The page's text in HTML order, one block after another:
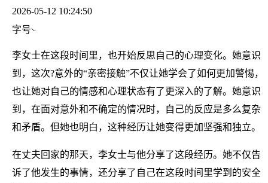
2026-05-12 10:24:50
字号
李女士在这段时间里，也开始反思自己的心理变化。她意识
到，这次?意外的“亲密接触”不仅让她学会了如何更加警惕，
也让她对自己的情感和心理状态有了更深入的了解。她意识
到，在面对意外和不确定的情况时，自己的反应是多么复杂
和矛盾。但她也明白，这种经历让她变得更加坚强和独立。
在丈夫回家的那天，李女士与他分享了这段经历。她不仅告
诉了他发生的事情，还分享了自己在这段时间里学到的安全